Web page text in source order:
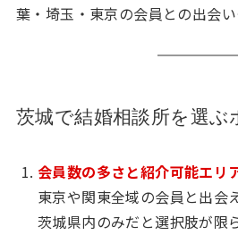
葉・埼玉・東京の会員との出会い
茨城で結婚相談所を選ぶ
会員数の多さと紹介可能エリ
東京や関東全域の会員と出会
茨城県内のみだと選択肢が限